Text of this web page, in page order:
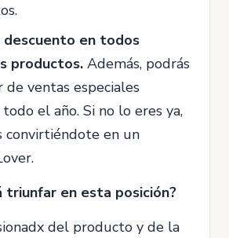
en todos
productos. Además, podrás
ventas especiales
el año. Si no lo eres ya,
convirtiéndote en un
triunfar en esta posición?
del producto y de la